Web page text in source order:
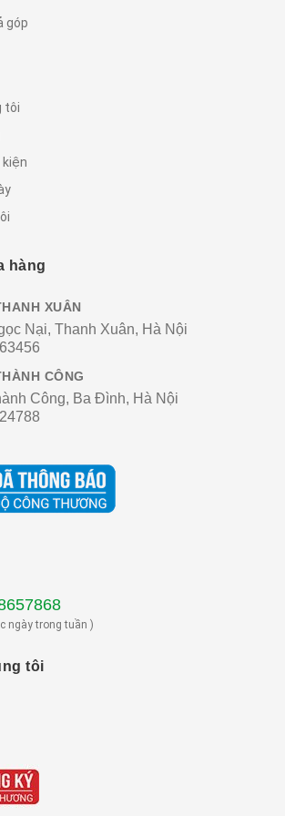
góp
tôi
kiện
hàng
XUÂN
Nại, Thanh Xuân, Hà Nội
CÔNG
Công, Ba Đình, Hà Nội
ngày trong tuần )
tôi